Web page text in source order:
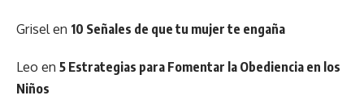
Griselen 10 Señales de que tu mujer te engaña
Leo en 5 Estrategias para Fomentar la Obediencia en los
Niños